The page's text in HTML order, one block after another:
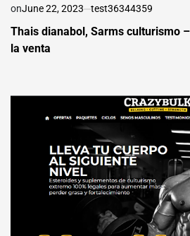
onJune 22, 2023 test36344359
Thais dianabol, Sarms culturismo
la venta